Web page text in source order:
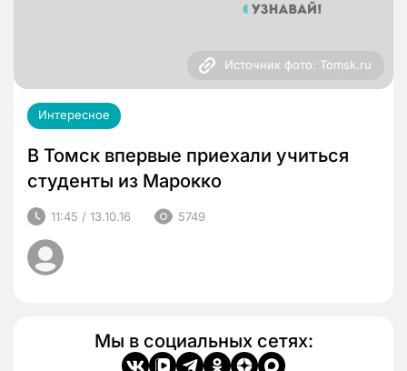
Источник фото: Tomsk.ru
Интересное
В Томск впервые приехали учиться
студенты из Марокко
11:45 / 13.10.16 5749
Мы в социальных сетях: